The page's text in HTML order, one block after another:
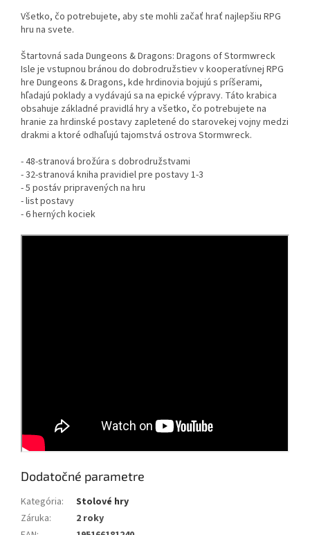
Všetko, čo potrebujete, aby ste mohli začať hrať najlepšiu RPG
hru na svete.
Štartovná sada Dungeons & Dragons: Dragons of Stormwreck
Isle je vstupnou bránou do dobrodružstiev v kooperatívnej RPG
hre Dungeons & Dragons, kde hrdinovia bojujú s príšerami,
hľadajú poklady a vydávajú sa na epické výpravy. Táto krabica
obsahuje základné pravidlá hry a všetko, čo potrebujete na
hranie za hrdinské postavy zapletené do starovekej vojny medzi
drakmi a ktoré odhaľujú tajomstvá ostrova Stormwreck.
- 48-stranová brožúra s dobrodružstvami
- 32-stranová kniha pravidiel pre postavy 1-3
- 5 postáv pripravených na hru
- list postavy
- 6 herných kociek
Dodatočné parametre
Kategória:
Stolové hry
Záruka:
2 roky